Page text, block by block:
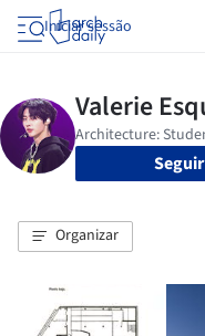
Iniciar sessão
Seguir
Organizar